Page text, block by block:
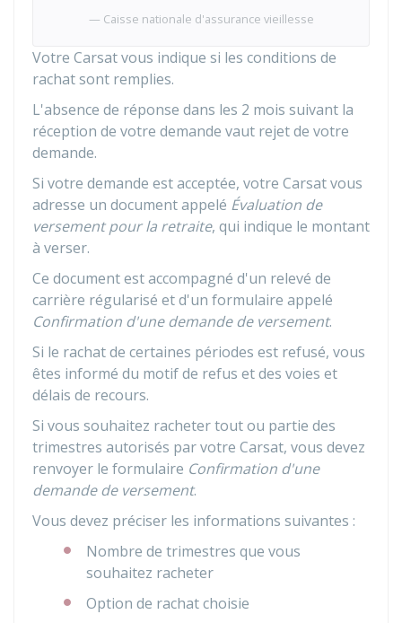
Caisse nationale d'assurance vieillesse
Votre Carsatvous indique si les conditions de
rachat sont remplies.
L'absence de réponse dans les 2 mois suivant la
réception de votre demande vaut rejet de votre
demande.
Si votre demande est acceptée, votre Carsat vous
adresse un document appelé Évaluation de
versement pour la retraite, qui indique le montant
à verser.
Ce document est accompagné d'un relevé de
carrière régularisé et d'un formulaire appelé
Confirmation d'une demande de versement.
Si le rachat de certaines périodes est refusé, vous
êtes informé du motif de refus et des voies et
délais de recours.
Si vous souhaitez racheter tout ou partie des
trimestres autorisés par votre Carsat, vous devez
renvoyer le formulaire Confirmation d'une
demande de versement.
Vous devez préciser les informations suivantes :
Nombre de trimestres que vous
souhaitez racheter
Option de rachat choisie